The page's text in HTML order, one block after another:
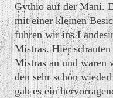
Gythio auf der Mani.
mit einer kleinen
fuhren wir ins
Mistras. Hier
Mistras an und waren
den sehr schön
gab es ein